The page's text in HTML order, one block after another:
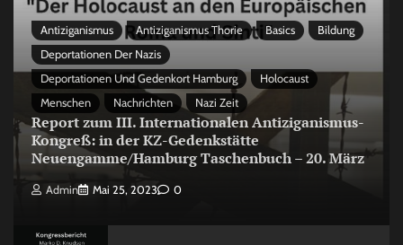
Antiziganismus Antiziganismus Thorie Basics
Bildung
Deportationen Der Nazis
Deportationen Und Gedenkort Hamburg
Holocaust
Menschen
Nachrichten Nazi Zeit
Report zum III. Internationalen Antiziganismus-
Kongreß: in der KZ-Gedenkstätte
Neuengamme/Hamburg Taschenbuch – 20. März
Admin Mai 25, 2023 0